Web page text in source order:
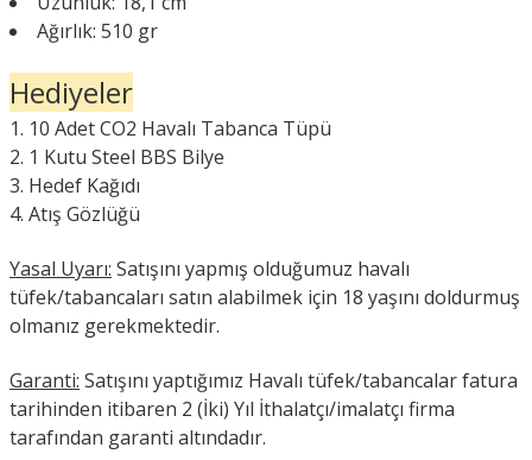
Ağırlık: 510 gr
Hediyeler
10 Adet CO2 Havalı Tabanca Tüpü
1 Kutu Steel BBS Bilye
Hedef Kağıdı
Atış Gözlüğü
Yasal Uyarı: Satışını yapmış olduğumuz havalı
tüfek/tabancaları satın alabilmek için 18 yaşını doldurmuş
olmanız gerekmektedir.
Garanti: Satışını yaptığımız Havalı tüfek/tabancalar fatura
tarihinden itibaren 2 (İki) Yıl İthalatçı/imalatçı firma
tarafından garanti altındadır.